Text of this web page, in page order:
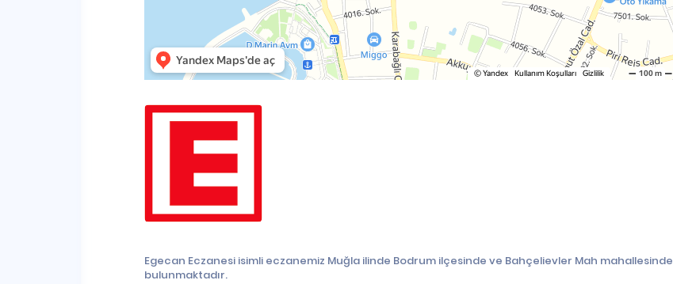
Egecan Eczanesi isimli eczanemiz Muğla ilinde Bodrum ilçesinde ve Bahçelievler Mah mahallesinde
bulunmaktadır.